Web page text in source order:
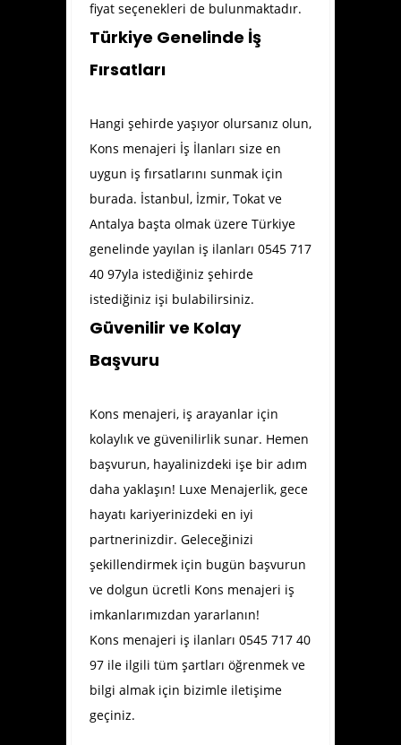
fiyat seçenekleri de bulunmaktadır.
Türkiye Genelinde İş
Fırsatları
Hangi şehirde yaşıyor olursanız olun,
Kons menajeri İş İlanları size en
uygun iş fırsatlarını sunmak için
burada. İstanbul, İzmir, Tokat ve
Antalya başta olmak üzere Türkiye
genelinde yayılan iş ilanları 0545 717
40 97yla istediğiniz şehirde
istediğiniz işi bulabilirsiniz.
Güvenilir ve Kolay
Başvuru
Kons menajeri, iş arayanlar için
kolaylık ve güvenilirlik sunar. Hemen
başvurun, hayalinizdeki işe bir adım
daha yaklaşın! Luxe Menajerlik, gece
hayatı kariyerinizdeki en iyi
partnerinizdir. Geleceğinizi
şekillendirmek için bugün başvurun
ve dolgun ücretli Kons menajeri iş
imkanlarımızdan yararlanın!
Kons menajeri iş ilanları 0545 717 40
97 ile ilgili tüm şartları öğrenmek ve
bilgi almak için bizimle iletişime
geçiniz.